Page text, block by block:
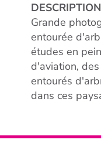
Grande
entourée
études en
d'aviation,
entourés
dans ces